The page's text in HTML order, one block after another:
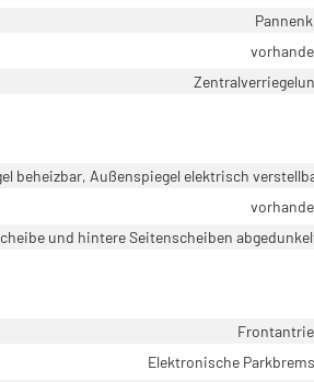
beheizbar, Außenspiegel elektrisch
und hintere Seitenscheiben
Elektronische